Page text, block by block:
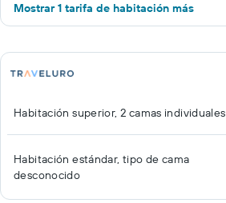
Mostrar 1 tarifa de habitación más
Habitación superior, 2 camas individuales
Habitación estándar, tipo de cama
desconocido